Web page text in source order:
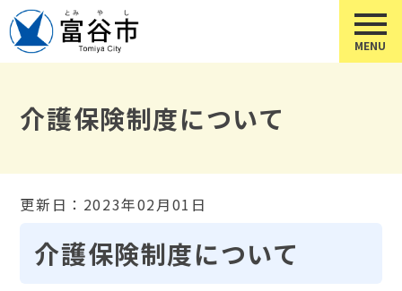
介護保険制度について
更新日：2023年02月01日
介護保険制度について